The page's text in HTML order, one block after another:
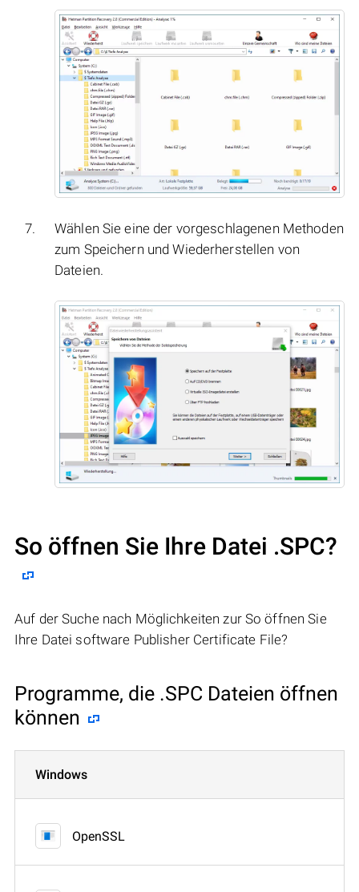
Wählen Sie eine der vorgeschlagenen Methoden
zum Speichern und Wiederherstellen von
Dateien.
So öffnen Sie Ihre Datei .SPC?
Auf der Suche nach Möglichkeiten zur So öffnen Sie
Ihre Datei software Publisher Certificate File?
Programme, die .SPC Dateien öffnen
können
Windows
OpenSSL